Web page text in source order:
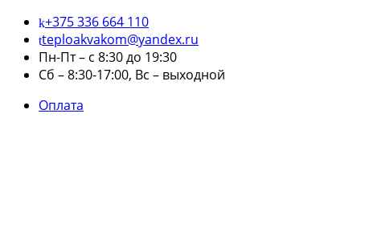
+375 336 664 110
teploakvakom@yandex.ru
Пн-Пт – с 8:30 до 19:30
Сб – 8:30-17:00, Вс – выходной
Оплата